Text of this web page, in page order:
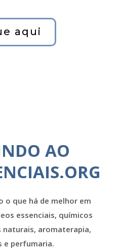
aqui
AO
o que há de melhor em
essenciais, químicos
aromaterapia,
e perfumaria.